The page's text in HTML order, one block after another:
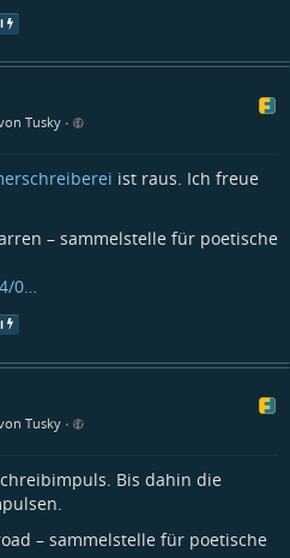
Tusky •
ist raus. Ich freue
– sammelstelle für poetische
0…
Tusky •
Bis dahin die
– sammelstelle für poetische